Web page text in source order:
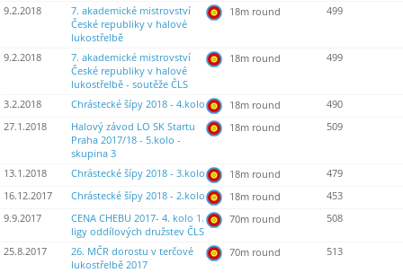
9.2.2018
7. akademické mistrovství
České republiky v halové
lukostřelbě
18m round 499
9.2.2018
7. akademické mistrovství
České republiky v halové
lukostřelbě - soutěže ČLS
18m round 499
3.2.2018 Chrástecké šípy 2018 - 4.kolo 18m round
490
27.1.2018
Halový závod LO SK Startu
Praha 2017/18 - 5.kolo -
skupina 3
18m round 509
13.1.2018 Chrástecké šípy 2018 - 3.kolo 18m round
479
16.12.2017
Chrástecké šípy 2018 - 2.kolo 18m round
453
9.9.2017
CENA CHEBU 2017- 4. kolo 1.
ligy oddílových družstev ČLS
70m round 508
25.8.2017
26. MČR dorostu v terčové
lukostřelbě 2017
70m round 513